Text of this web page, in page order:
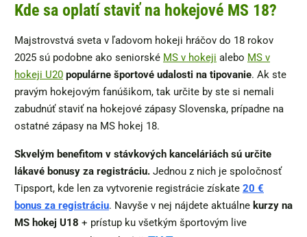
Kde sa oplatí staviť na hokejové MS 18?
Majstrovstvá sveta v ľadovom hokeji hráčov do 18 rokov
2025 sú podobne ako seniorské MS v hokeji alebo MS v
hokeji U20 populárne športové udalosti na tipovanie. Ak ste
pravým hokejovým fanúšikom, tak určite by ste si nemali
zabudnúť staviť na hokejové zápasy Slovenska, prípadne na
ostatné zápasy na MS hokej 18.
Skvelým benefitom v stávkových kanceláriách sú určite
lákavé bonusy za registráciu. Jednou z nich je spoločnosť
Tipsport, kde len za vytvorenie registrácie získate 20 €
bonus za registráciu. Navyše v nej nájdete aktuálne kurzy na
MS hokej U18 + prístup ku všetkým športovým live